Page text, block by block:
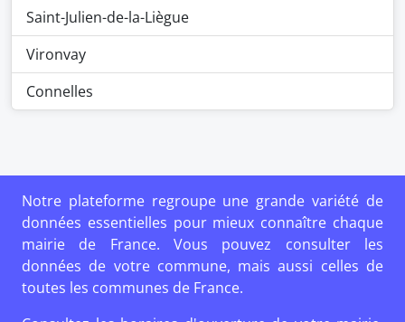
Saint-Julien-de-la-Liègue
Vironvay
Connelles
Notre plateforme regroupe une grande variété de
données essentielles pour mieux connaître chaque
mairie de France. Vous pouvez consulter les
données de votre commune, mais aussi celles de
toutes les communes de France.